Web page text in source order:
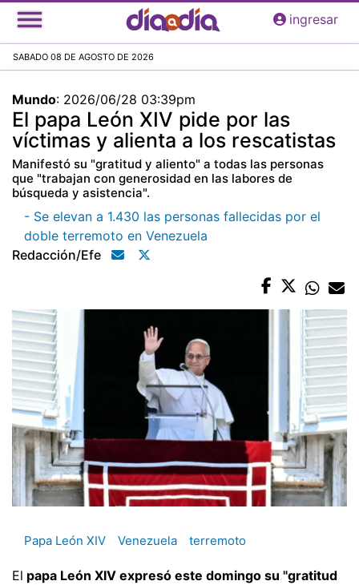
Pasar
al
principal
ingresar
SABADO 08 DE AGOSTO DE 2026
Mundo: 2026/06/28 03:39pm
El papa León XIV pide por las
víctimas y alienta a los rescatistas
Manifestó su "gratitud y aliento" a todas las personas
que "trabajan con generosidad en las labores de
búsqueda y asistencia".
- Se elevan a 1.430 las personas fallecidas por el
doble terremoto en Venezuela
Redacción/efe
Papa León XIV Venezuela terremoto
El papa León XIV expresó este domingo su "gratitud